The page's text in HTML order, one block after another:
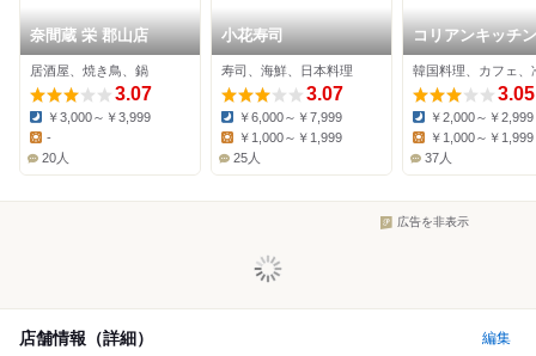
奈間蔵 栄 郡山店
居酒屋、焼き鳥、鍋
3.07
Dinner:
￥3,000～￥3,999
Lunch:
-
20人
小花寿司
寿司、海鮮、日本料理
3.07
Dinner:
￥6,000～￥7,999
Lunch:
￥1,000～￥1,999
25人
コリアンキッチ
ジャン イオンモ
大和郡山店
韓国料理、カフェ、
3.05
Dinner:
￥2,000～￥2,999
Lunch:
￥1,000～￥1,999
37人
広告を非表示
店舗情報（詳細） 編集